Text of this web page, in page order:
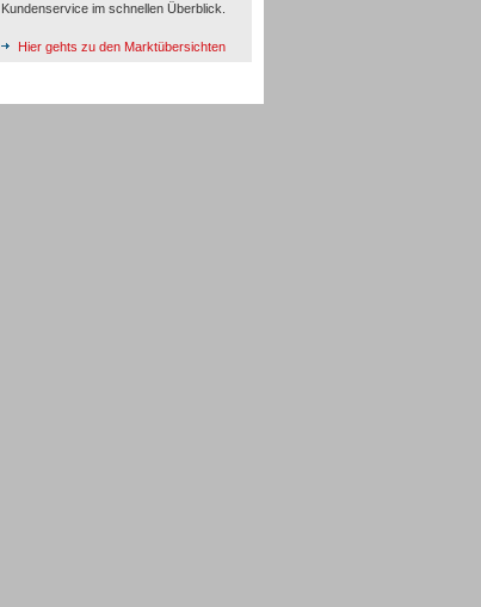
Kundenservice im schnellen Überblick.
Hier gehts zu den Marktübersichten